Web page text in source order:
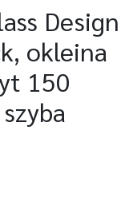
Design
okleina
150